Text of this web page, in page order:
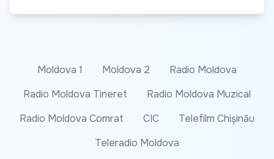
Moldova 1 Moldova 2
Radio Moldova
Radio Moldova Tineret
Radio Moldova Muzical
Radio Moldova Comrat
CIC
Telefilm Chișinău
Teleradio Moldova